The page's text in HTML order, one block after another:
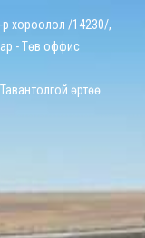
р хороолол /14230/,
- Төв оффис
өртөө